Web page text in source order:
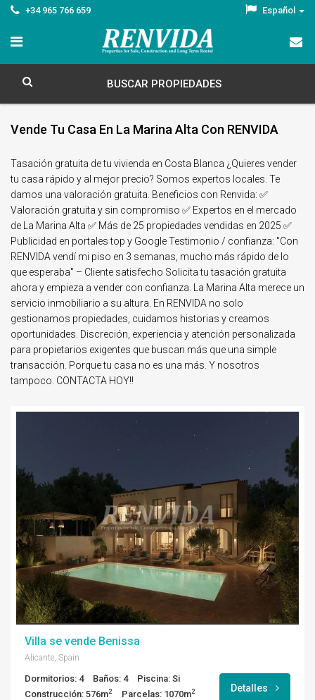
+34 965 766 659 Español
BUSCAR PROPIEDADES
Vende Tu Casa En La Marina Alta Con RENVIDA
Tasación gratuita de tu vivienda en Costa Blanca ¿Quieres vender
tu casa rápido y al mejor precio? Somos expertos locales. Te
damos una valoración gratuita. Beneficios con Renvida: ✅
Valoración gratuita y sin compromiso ✅ Expertos en el mercado
de La Marina Alta ✅ Más de 25 propiedades vendidas en 2025 ✅
Publicidad en portales top y Google Testimonio / confianza: "Con
RENVIDA vendí mi piso en 3 semanas, mucho más rápido de lo
que esperaba" – Cliente satisfecho Solicita tu tasación gratuita
ahora y empieza a vender con confianza. La Marina Alta merece un
servicio inmobiliario a su altura. En RENVIDA no solo
gestionamos propiedades, cuidamos historias y creamos
oportunidades. Discreción, experiencia y atención personalizada
para propietarios exigentes que buscan más que una simple
transacción. Porque tu casa no es una más. Y nosotros
tampoco. CONTACTA HOY!!
Villa se vende Benissa
Alicante, Spain
Dormitorios: 4 Baños: 4
Piscina: Si
Construcción: 576m2 Parcelas: 1070m2 Detalles